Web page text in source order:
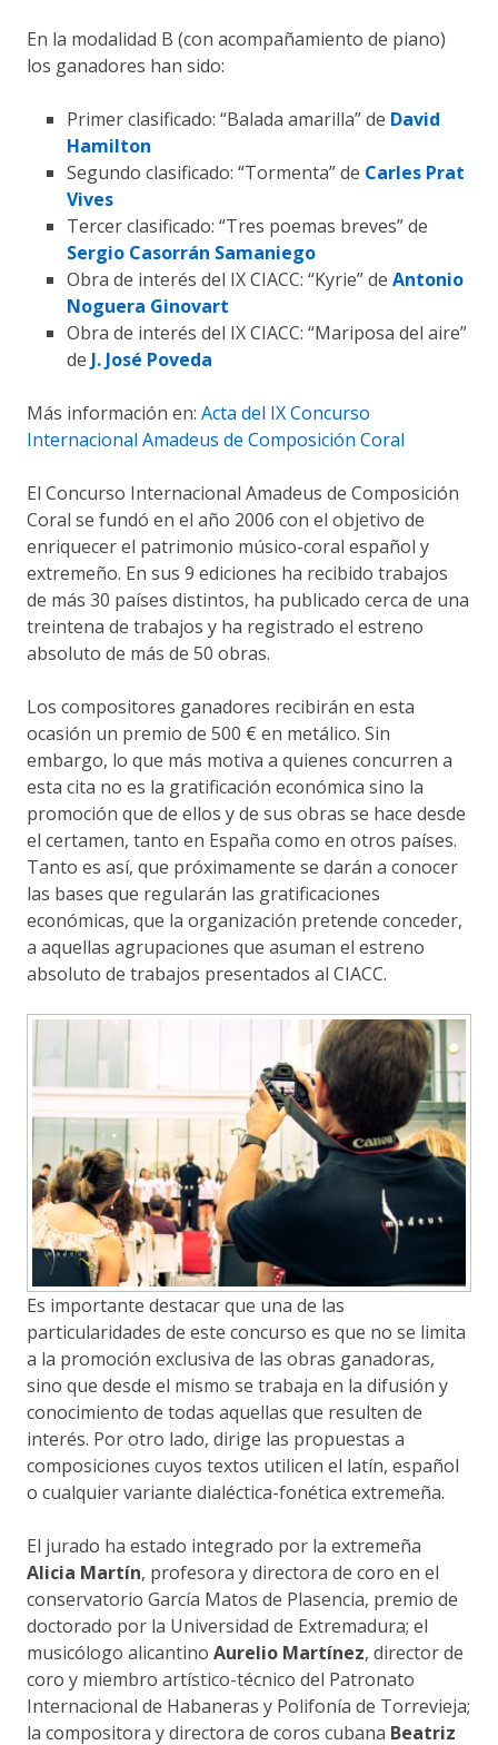
En la modalidad B (con acompañamiento de piano)
los ganadores han sido:
Primer clasificado: “Balada amarilla” de David
Hamilton
Segundo clasificado: “Tormenta” de Carles Prat
Vives
Tercer clasificado: “Tres poemas breves” de
Sergio Casorrán Samaniego
Obra de interés del IX CIACC: “Kyrie” de Antonio
Noguera Ginovart
Obra de interés del IX CIACC: “Mariposa del aire”
de J. José Poveda
Más información en: Acta del IX Concurso
Internacional Amadeus de Composición Coral
El Concurso Internacional Amadeus de Composición
Coral se fundó en el año 2006 con el objetivo de
enriquecer el patrimonio músico-coral español y
extremeño. En sus 9 ediciones ha recibido trabajos
de más 30 países distintos, ha publicado cerca de una
treintena de trabajos y ha registrado el estreno
absoluto de más de 50 obras.
Los compositores ganadores recibirán en esta
ocasión un premio de 500 € en metálico. Sin
embargo, lo que más motiva a quienes concurren a
esta cita no es la gratificación económica sino la
promoción que de ellos y de sus obras se hace desde
el certamen, tanto en España como en otros países.
Tanto es así, que próximamente se darán a conocer
las bases que regularán las gratificaciones
económicas, que la organización pretende conceder,
a aquellas agrupaciones que asuman el estreno
absoluto de trabajos presentados al CIACC.
Es importante destacar que una de las
particularidades de este concurso es que no se limita
a la promoción exclusiva de las obras ganadoras,
sino que desde el mismo se trabaja en la difusión y
conocimiento de todas aquellas que resulten de
interés. Por otro lado, dirige las propuestas a
composiciones cuyos textos utilicen el latín, español
o cualquier variante dialéctica-fonética extremeña.
El jurado ha estado integrado por la extremeña
Alicia Martín, profesora y directora de coro en el
conservatorio García Matos de Plasencia, premio de
doctorado por la Universidad de Extremadura; el
musicólogo alicantino Aurelio Martínez, director de
coro y miembro artístico-técnico del Patronato
Internacional de Habaneras y Polifonía de Torrevieja;
la compositora y directora de coros cubana Beatriz